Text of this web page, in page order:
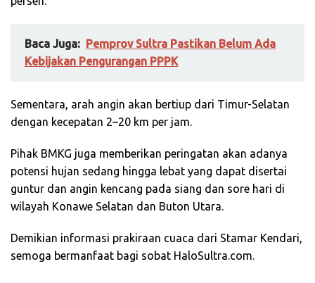
Baca Juga:
Pemprov Sultra Pastikan Belum Ada
Kebijakan Pengurangan PPPK
Sementara, arah angin akan bertiup dari Timur-Selatan
dengan kecepatan 2–20 km per jam.
Pihak BMKG juga memberikan peringatan akan adanya
potensi hujan sedang hingga lebat yang dapat disertai
guntur dan angin kencang pada siang dan sore hari di
wilayah Konawe Selatan dan Buton Utara.
Demikian informasi prakiraan cuaca dari Stamar Kendari,
semoga bermanfaat bagi sobat HaloSultra.com.